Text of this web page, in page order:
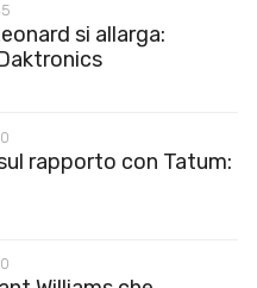
si allarga:
rapporto con Tatum: